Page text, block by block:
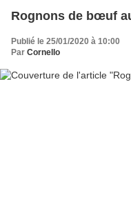
Rognons de bœuf
Publié le 25/01/2020 à 10:00
Par Cornello